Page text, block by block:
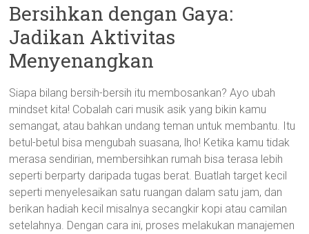
Bersihkan dengan Gaya:
Jadikan Aktivitas
Menyenangkan
Siapa bilang bersih-bersih itu membosankan? Ayo ubah
mindset kita! Cobalah cari musik asik yang bikin kamu
semangat, atau bahkan undang teman untuk membantu. Itu
betul-betul bisa mengubah suasana, lho! Ketika kamu tidak
merasa sendirian, membersihkan rumah bisa terasa lebih
seperti berparty daripada tugas berat. Buatlah target kecil
seperti menyelesaikan satu ruangan dalam satu jam, dan
berikan hadiah kecil misalnya secangkir kopi atau camilan
setelahnya. Dengan cara ini, proses melakukan manajemen